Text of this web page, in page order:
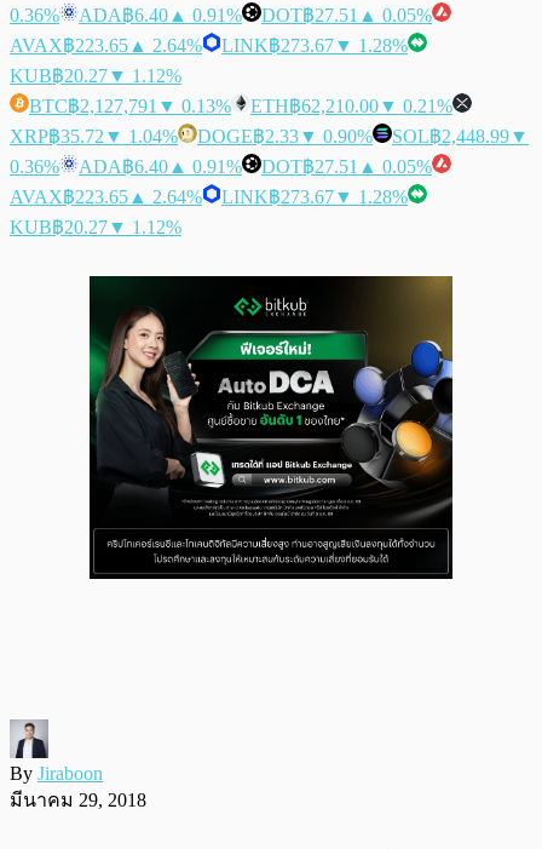
0.36%
ADA฿6.40 ▲ 0.91% DOT฿27.51 ▲ 0.05%
AVAX฿223.65 ▲ 2.64% LINK฿273.67▼ 1.28%
KUB฿20.27▼ 1.12%
BTC฿2,127,791 ▼ 0.13% ETH฿62,210.00▼ 0.21%
XRP฿35.72 ▼ 1.04% DOGE฿2.33▼ 0.90% SOL฿2,448.99▼
0.36%
ADA฿6.40 ▲ 0.91% DOT฿27.51 ▲ 0.05%
AVAX฿223.65 ▲ 2.64% LINK฿273.67▼ 1.28%
KUB฿20.27▼ 1.12%
By Jiraboon
มีนาคม 29, 2018